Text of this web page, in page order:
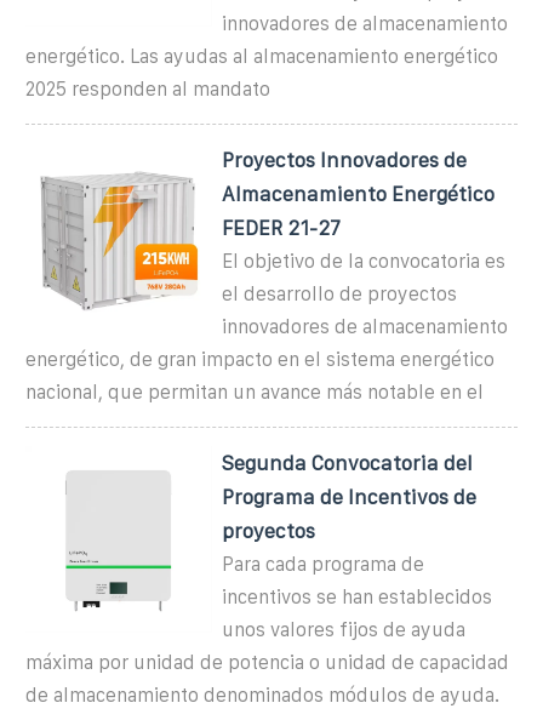
innovadores de almacenamiento
energético. Las ayudas al almacenamiento energético
2025 responden al mandato
Proyectos Innovadores de
Almacenamiento Energético
FEDER 21-27
El objetivo de la convocatoria es
el desarrollo de proyectos
innovadores de almacenamiento
energético, de gran impacto en el sistema energético
nacional, que permitan un avance más notable en el
Segunda Convocatoria del
Programa de Incentivos de
proyectos
Para cada programa de
incentivos se han establecidos
unos valores fijos de ayuda
máxima por unidad de potencia o unidad de capacidad
de almacenamiento denominados módulos de ayuda.